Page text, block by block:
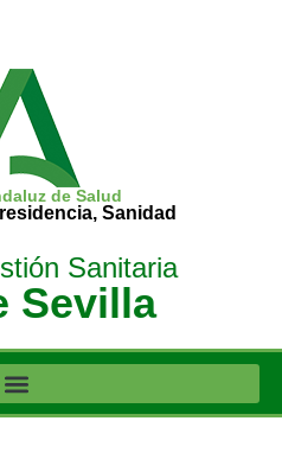
de Salud
Sanidad
Sanitaria
Sevilla